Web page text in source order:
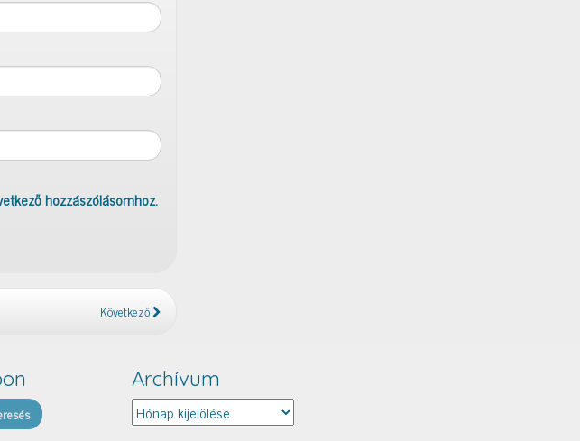
hozzászólásomhoz.
Következő
Archívum
Archívum